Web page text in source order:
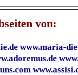
von:
www.maria-